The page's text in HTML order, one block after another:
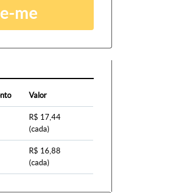
me
Valor
R$ 17,44
(cada)
R$ 16,88
(cada)